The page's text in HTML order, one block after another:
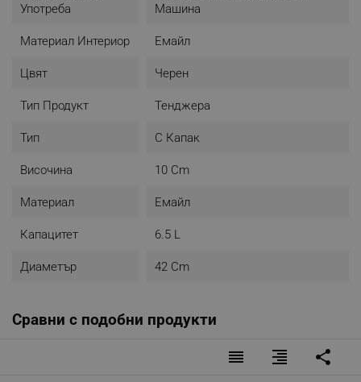
Употреба
Машина
Материал Интериор Емайл
Цвят Черен
Тип Продукт Тенджера
Тип С Капак
Височина 10 Cm
Материал Емайл
Капацитет 6.5 L
Диаметър 42 Cm
Сравни с подобни продукти
reorder format_align_right share